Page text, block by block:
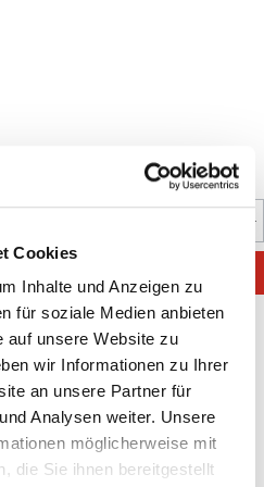
Cookies
Inhalte und Anzeigen zu
für soziale Medien anbieten
auf unsere Website zu
wir Informationen zu Ihrer
an unsere Partner für
Analysen weiter. Unsere
möglicherweise mit
die Sie ihnen bereitgestellt
Wert ein oder